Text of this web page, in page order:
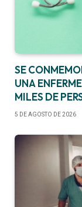
SE
UNA
MILES DE
5 DE AGOSTO DE 2026